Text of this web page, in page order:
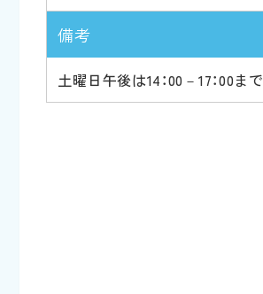
備考
土曜日午後は14：00－17：00まで